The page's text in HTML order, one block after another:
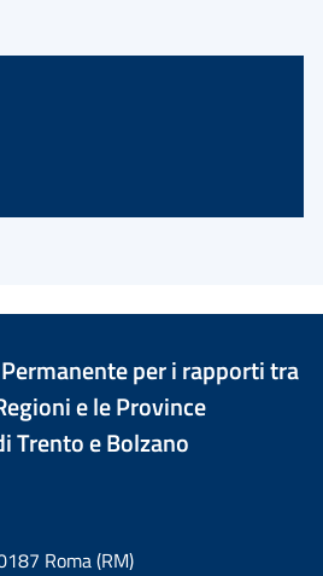
per i rapporti tra
e le Province
Trento e Bolzano
Roma (RM)